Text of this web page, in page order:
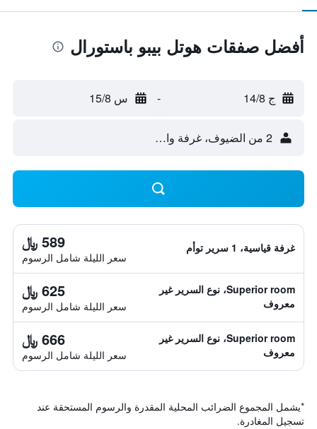
أفضل صفقات هوتل بيبو باستورال
ج 14/8 - س 15/8
2 من الضيوف، غرفة واحدة
غرفة قياسية، 1 سرير توأم 589 ﷼
سعر الليلة شامل الرسوم
Superior room، نوع السرير غير
معروف
625 ﷼
سعر الليلة شامل الرسوم
Superior room، نوع السرير غير
معروف
666 ﷼
سعر الليلة شامل الرسوم
*يشمل المجموع الضرائب المحلية المقدرة والرسوم المستحقة عند
تسجيل المغادرة.